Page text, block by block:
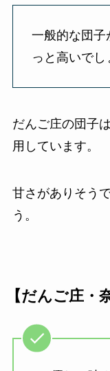
一般的な団子
っと高いでし
だんご庄の団子
用しています。
甘さがありそう
う。
【だんご庄・